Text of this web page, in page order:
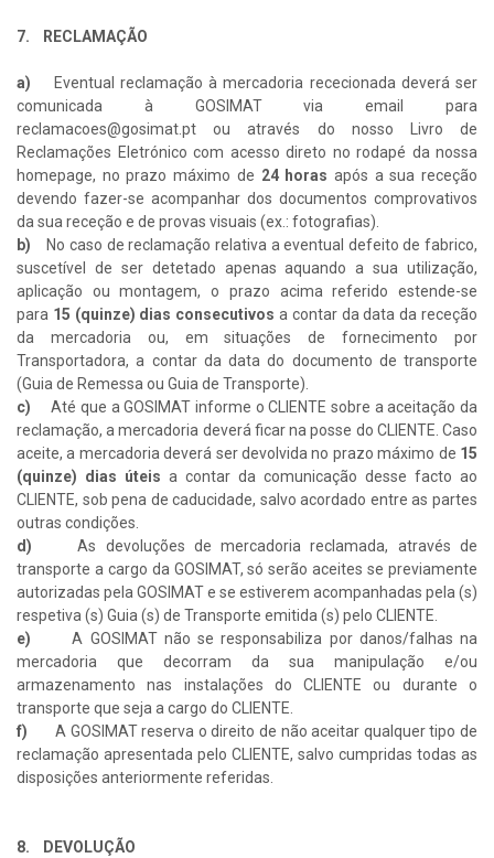
7. RECLAMAÇÃO
a)
Eventual reclamação à mercadoria rececionada deverá ser
comunicada à GOSIMAT via email para
reclamacoes@gosimat.pt ou através do nosso Livro de
Reclamações Eletrónico com acesso direto no rodapé da nossa
homepage, no prazo máximo de 24 horas após a sua receção
devendo fazer-se acompanhar dos documentos comprovativos
da sua receção e de provas visuais (ex.: fotografias).
b) No caso de reclamação relativa a eventual defeito de fabrico,
suscetível de ser detetado apenas aquando a sua utilização,
aplicação ou montagem, o prazo acima referido estende-se
para 15 (quinze) dias consecutivos a contar da data da receção
da mercadoria ou, em situações de fornecimento por
Transportadora, a contar da data do documento de transporte
(Guia de Remessa ou Guia de Transporte).
c)Até que a GOSIMAT informe o CLIENTE sobre a aceitação da
reclamação, a mercadoria deverá ficar na posse do CLIENTE. Caso
aceite, a mercadoria deverá ser devolvida no prazo máximo de 15
(quinze) dias úteis a contar da comunicação desse facto ao
CLIENTE, sob pena de caducidade, salvo acordado entre as partes
outras condições.
d)
As devoluções de mercadoria reclamada, através de
transporte a cargo da GOSIMAT, só serão aceites se previamente
autorizadas pela GOSIMAT e se estiverem acompanhadas pela (s)
respetiva (s) Guia (s) de Transporte emitida (s) pelo CLIENTE.
e)A GOSIMAT não se responsabiliza por danos/falhas na
mercadoria que decorram da sua manipulação e/ou
armazenamento nas instalações do CLIENTE ou durante o
transporte que seja a cargo do CLIENTE.
f)A GOSIMAT reserva o direito de não aceitar qualquer tipo de
reclamação apresentada pelo CLIENTE, salvo cumpridas todas as
disposições anteriormente referidas.
8. DEVOLUÇÃO